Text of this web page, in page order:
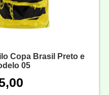
Copa Brasil Preto e
05